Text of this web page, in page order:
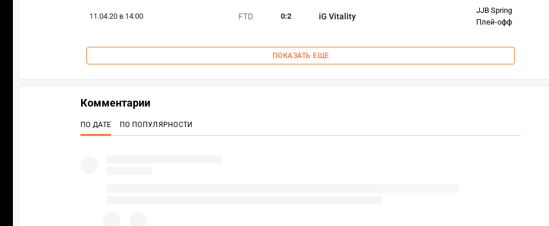
11.04.20 в 14:00 FTD iG Vitality
0:2
JJB Spring
Плей-офф
ПОКАЗАТЬ ЕЩЕ
Комментарии
ПО ДАТЕ ПО ПОПУЛЯРНОСТИ